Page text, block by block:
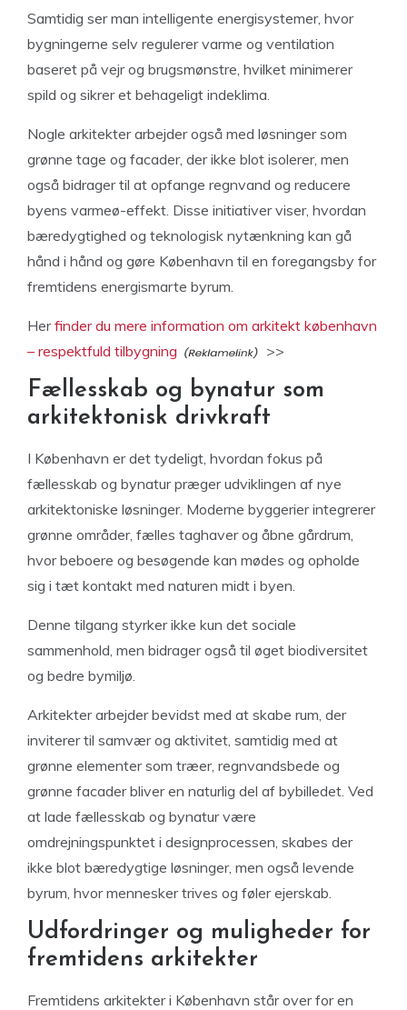
Samtidig ser man intelligente energisystemer, hvor
bygningerne selv regulerer varme og ventilation
baseret på vejr og brugsmønstre, hvilket minimerer
spild og sikrer et behageligt indeklima.
Nogle arkitekter arbejder også med løsninger som
grønne tage og facader, der ikke blot isolerer, men
også bidrager til at opfange regnvand og reducere
byens varmeø-effekt. Disse initiativer viser, hvordan
bæredygtighed og teknologisk nytænkning kan gå
hånd i hånd og gøre København til en foregangsby for
fremtidens energismarte byrum.
Herfinder du mere information om arkitekt københavn
– respektfuld tilbygning
>>
Fællesskab og bynatur som
arkitektonisk drivkraft
I København er det tydeligt, hvordan fokus på
fællesskab og bynatur præger udviklingen af nye
arkitektoniske løsninger. Moderne byggerier integrerer
grønne områder, fælles taghaver og åbne gårdrum,
hvor beboere og besøgende kan mødes og opholde
sig i tæt kontakt med naturen midt i byen.
Denne tilgang styrker ikke kun det sociale
sammenhold, men bidrager også til øget biodiversitet
og bedre bymiljø.
Arkitekter arbejder bevidst med at skabe rum, der
inviterer til samvær og aktivitet, samtidig med at
grønne elementer som træer, regnvandsbede og
grønne facader bliver en naturlig del af bybilledet. Ved
at lade fællesskab og bynatur være
omdrejningspunktet i designprocessen, skabes der
ikke blot bæredygtige løsninger, men også levende
byrum, hvor mennesker trives og føler ejerskab.
Udfordringer og muligheder for
fremtidens arkitekter
Fremtidens arkitekter i København står over for en